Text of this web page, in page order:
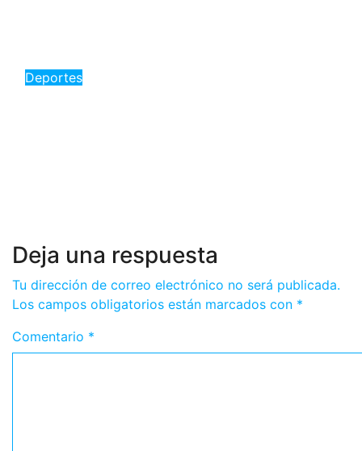
Deportes
Deja una respuesta
Tu dirección de correo electrónico no será publicada.
Los campos obligatorios están marcados con *
Comentario *